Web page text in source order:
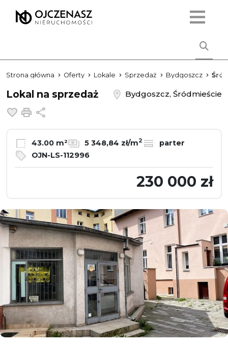
Strona główna Oferty Lokale Sprzedaż Bydgoszcz
Lokal na sprzedaż
Bydgoszcz, Śródmieście
Dodaj do ulubionych
Drukuj
43.00 m² 5 348,84 zł/m2
parter
OJN-LS-112996
230 000 zł